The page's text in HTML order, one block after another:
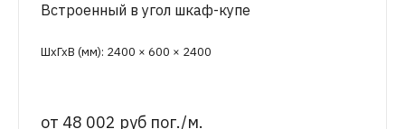
Встроенный в угол шкаф-купе
ШхГхВ (мм): 2400 × 600 × 2400
от 48 002 руб пог./м.